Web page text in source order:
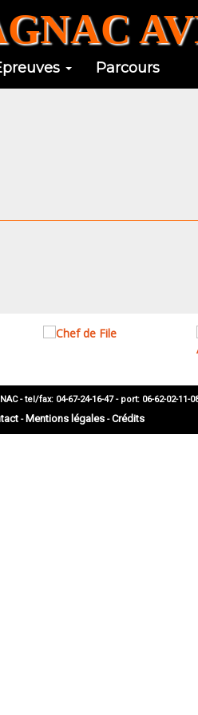
Parcours
- tel/fax: 04-67-24-16-47 - port: 06-62-02-11-
- Mentions légales-Crédits